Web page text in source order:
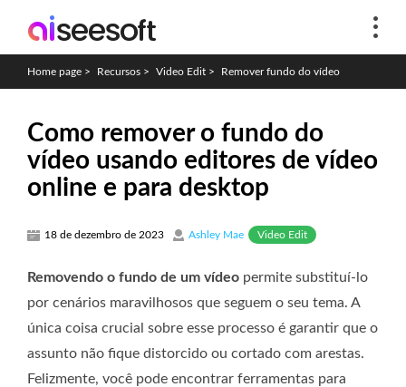
Home page > Recursos > Video Edit > Remover fundo do vídeo
Como remover o fundo do
vídeo usando editores de vídeo
online e para desktop
18 de dezembro de 2023 Ashley Mae Video Edit
Removendo o fundo de um vídeo permite substituí-lo
por cenários maravilhosos que seguem o seu tema. A
única coisa crucial sobre esse processo é garantir que o
assunto não fique distorcido ou cortado com arestas.
Felizmente, você pode encontrar ferramentas para